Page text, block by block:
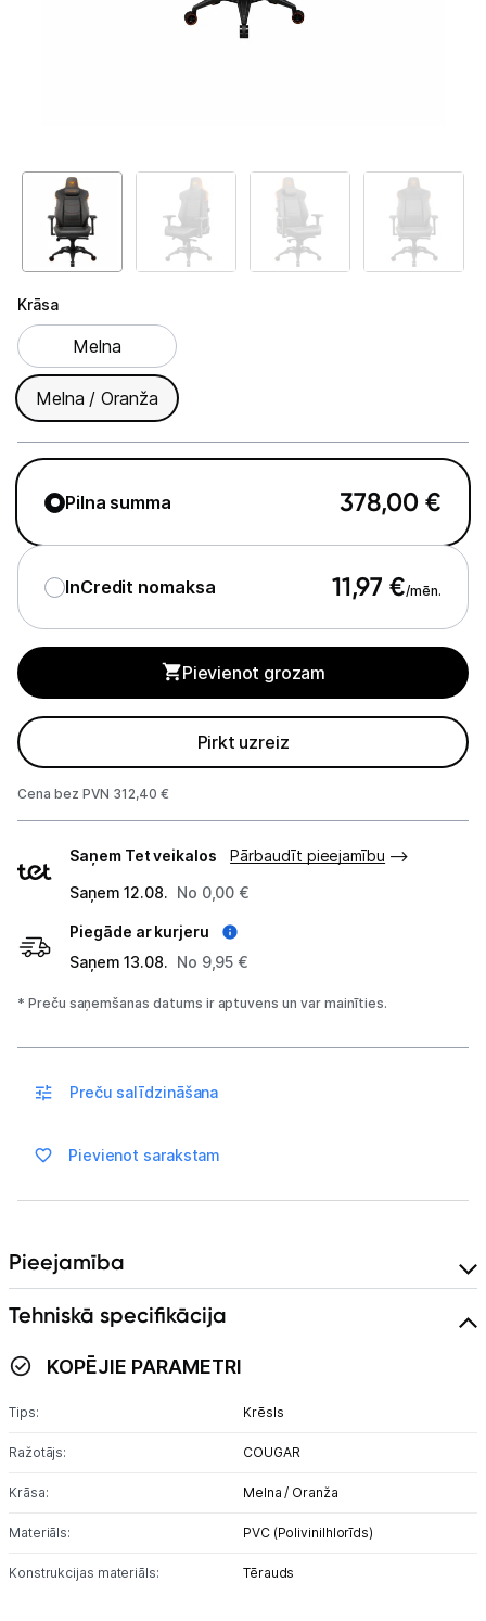
GAMING pasaule >
Stacionārie datori
Klaviatūras
Web kameras
Spēļu konsoles un piederumi
Datu nesēji
Projektori un ekrāni
Tīkla iekārtas
Drukas iekārtas
Biroja piederumi
Telefoni, planšetdatori
Viedierīces
Sadzīves tehnika
Vēlmju saraksts
Blogs
Piegāde un apmaksa
Kontakti
Krāsa
Krāsa
Melna
Melna / Oranža
Pilna summa 378,00 €
InCredit nomaksa 11,97 €/mēn.
Pievienot grozam
Pirkt uzreiz
Cena bez PVN 312,40 €
veidi
Saņem Tet veikalos
Pārbaudīt pieejamību
Saņem 12.08. No 0,00 €
Piegāde ar kurjeru
Saņem 13.08. No 9,95 €
* Preču saņemšanas datums ir aptuvens un var mainīties.
Preču salīdzināšana
Pievienot sarakstam
Pieejamība
Tehniskā specifikācija
KOPĒJIE PARAMETRI
Tips: Krēsls
Ražotājs: COUGAR
Krāsa: Melna / Oranža
Materiāls: PVC (Polivinilhlorīds)
Konstrukcijas materiāls: Tērauds